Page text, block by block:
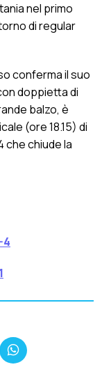
nel primo
di regular
conferma il suo
doppietta di
balzo, è
(ore 18.15) di
che chiude la
4